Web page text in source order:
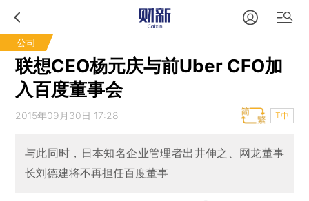
公司
联想CEO杨元庆与前Uber CFO加
入百度董事会
2015年09月30日 17:28 T中
与此同时，日本知名企业管理者出井伸之、网龙董事
长刘德建将不再担任百度董事